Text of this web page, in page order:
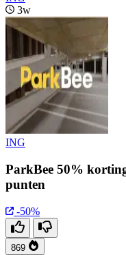
3w
ING
ParkBee 50%
punten
-50%
869